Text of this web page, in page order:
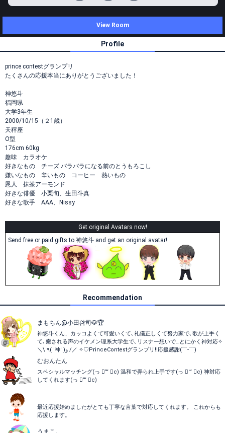
View Room
Profile
prince contestグランプリ
たくさんの応援本当にありがとうございました！
神悠斗
福岡県
大学3年生
2000/10/15（２1歳）
天秤座
O型
176cm 60kg
趣味 カラオケ
好きなもの チーズ バラバラになる前のとうもろこし
嫌いなもの 辛いもの コーヒー 熱いもの
恩人 抹茶アーモンド
好きな俳優 小栗旬、生田斗真
好きな歌手 AAA、Nissy
Get original Avatars now!
Send free or paid gifts to 神悠斗 and get an original avatar!
Recommendation
まもちん@小田啓司🐶🏆
神悠斗くん、カッコよくて可愛いくて､礼儀正しくて努力家で､歌が上手く
て､癒される声のイケメン理系大学生で､リスナー想いで…とにかく神対応✧
＼\ ٩( '神' )و /／ ✧♡PrinceContestグランプリ!!応援感謝(⌒-⌒)
むおんたん
スペシャルマッチング(っ ॑꒳ ॑c) 温和で弄られ上手です(っ ॑꒳ ॑c) 神対応
してくれます(っ ॑꒳ ॑c)
最近応援始めましたがとても丁寧な言葉で対応してくれます。 これからも
応援します。
うまこ。